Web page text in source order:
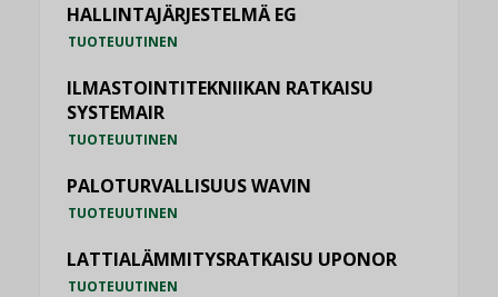
HALLINTAJÄRJESTELMÄ EG
TUOTEUUTINEN
ILMASTOINTITEKNIIKAN RATKAISU
SYSTEMAIR
TUOTEUUTINEN
PALOTURVALLISUUS WAVIN
TUOTEUUTINEN
LATTIALÄMMITYSRATKAISU UPONOR
TUOTEUUTINEN